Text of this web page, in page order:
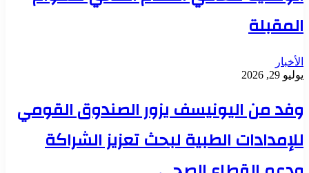
المقبلة
الأخبار
يوليو 29, 2026
وفد من اليونيسف يزور الصندوق القومي
للإمدادات الطبية لبحث تعزيز الشراكة